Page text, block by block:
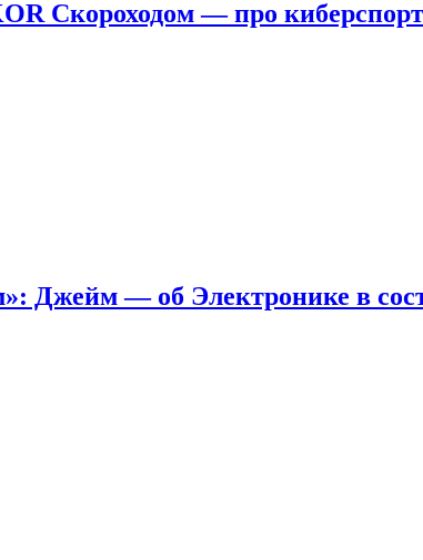
Скороходом — про
Джейм — об Электронике в